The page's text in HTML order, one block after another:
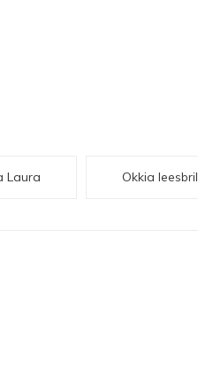
Laura Okkia leesbril